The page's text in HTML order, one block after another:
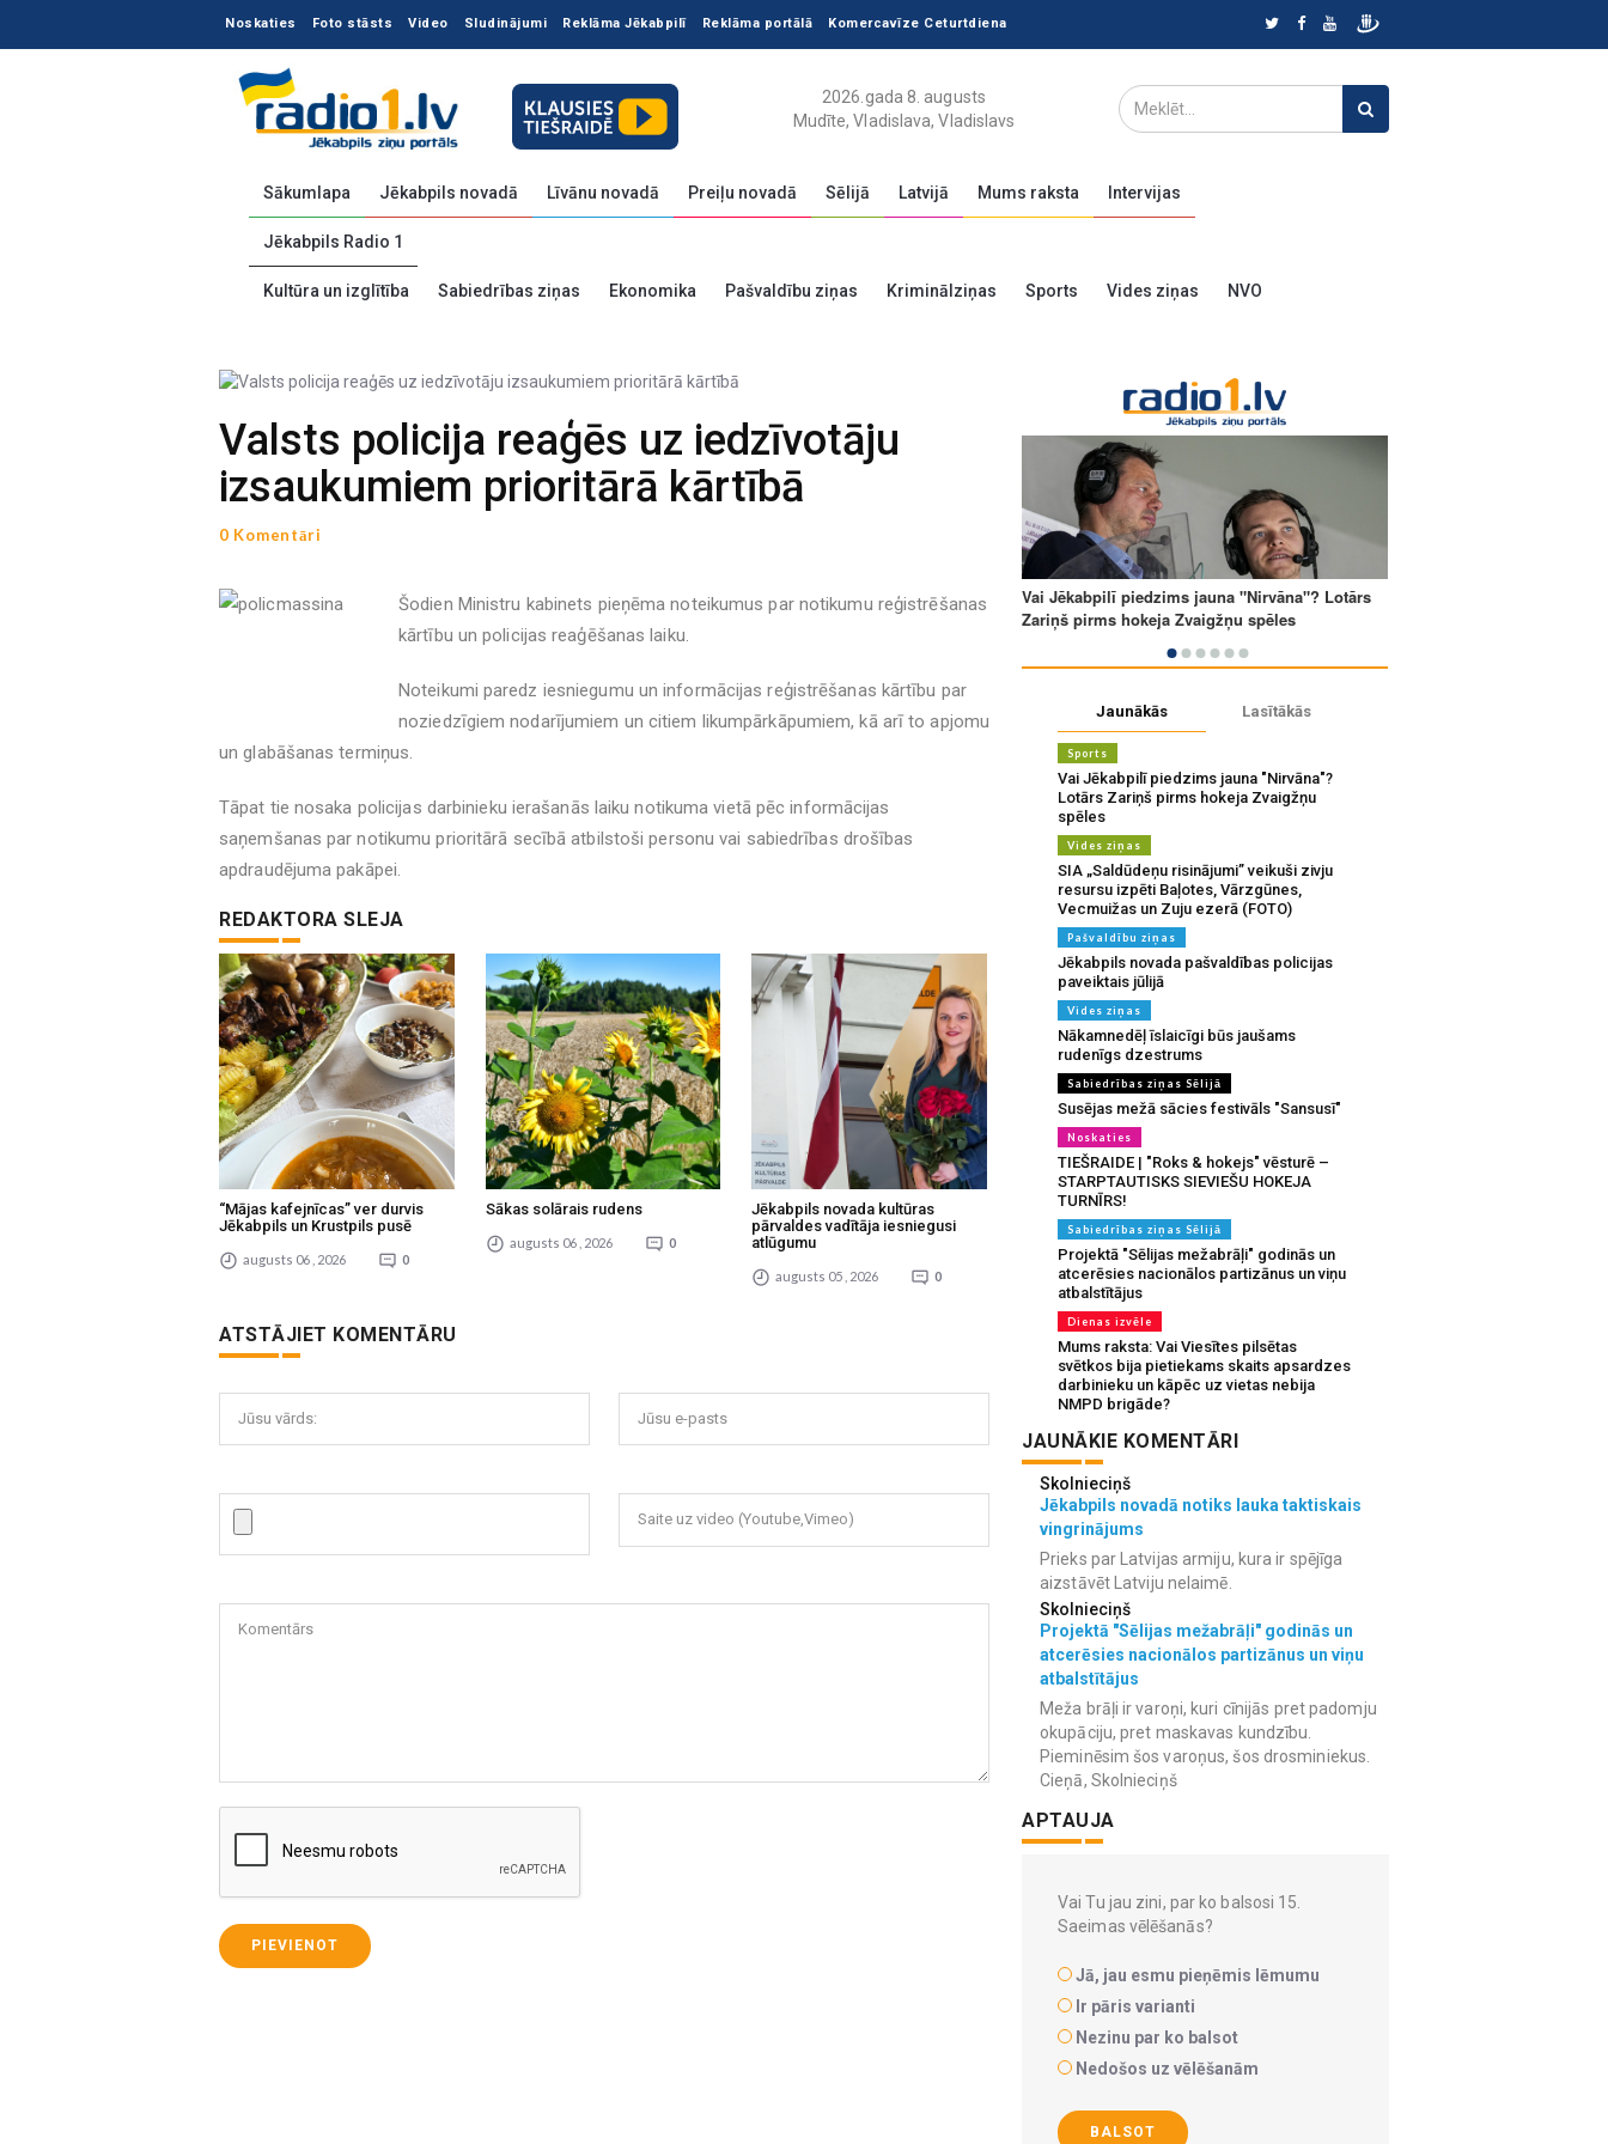
Noskaties Foto stāsts Video Sludinājumi Reklāma Jēkabpilī Reklāma portālā Komercavīze Ceturtdiena
2026.gada 8. augusts
Mudīte, Vladislava, Vladislavs
Sākumlapa Jēkabpils novadā Līvānu novadā Preiļu novadā Sēlijā Latvijā Mums raksta Intervijas
Jēkabpils Radio 1
Kultūra un izglītība Sabiedrības ziņas Ekonomika Pašvaldību ziņas Kriminālziņas Sports Vides ziņas NVO
Valsts policija reaģēs uz iedzīvotāju
izsaukumiem prioritārā kārtībā
0 Komentāri
Šodien Ministru kabinets pieņēma noteikumus par notikumu reģistrēšanas
kārtību un policijas reaģēšanas laiku.
Noteikumi paredz iesniegumu un informācijas reģistrēšanas kārtību par
noziedzīgiem nodarījumiem un citiem likumpārkāpumiem, kā arī to apjomu
un glabāšanas termiņus.
Tāpat tie nosaka policijas darbinieku ierašanās laiku notikuma vietā pēc informācijas
saņemšanas par notikumu prioritārā secībā atbilstoši personu vai sabiedrības drošības
apdraudējuma pakāpei.
REDAKTORA SLEJA
“Mājas kafejnīcas” ver durvis
Jēkabpils un Krustpils pusē
augusts 06 , 2026 0
Sākas solārais rudens
augusts 06 , 2026 0
Jēkabpils novada kultūras
pārvaldes vadītāja iesniegusi
atlūgumu
augusts 05 , 2026 0
ATSTĀJIET KOMENTĀRU
Jūsu vārds: Jūsu e-pasts
Saite uz video (Youtube,Vimeo)
Komentārs
PIEVIENOT
Jaunākās Lasītākās
Sports
Vai Jēkabpilī piedzims jauna "Nirvāna"?
Lotārs Zariņš pirms hokeja Zvaigžņu
spēles
Vides ziņas
SIA „Saldūdeņu risinājumi” veikuši zivju
resursu izpēti Baļotes, Vārzgūnes,
Vecmuižas un Zuju ezerā (FOTO)
Pašvaldību ziņas
Jēkabpils novada pašvaldības policijas
paveiktais jūlijā
Vides ziņas
Nākamnedēļ īslaicīgi būs jaušams
rudenīgs dzestrums
Sabiedrības ziņas Sēlijā
Susējas mežā sācies festivāls "Sansusī"
Noskaties
TIEŠRAIDE | "Roks & hokejs" vēsturē –
STARPTAUTISKS SIEVIEŠU HOKEJA
TURNĪRS!
Sabiedrības ziņas Sēlijā
Projektā "Sēlijas mežabrāļi" godinās un
atcerēsies nacionālos partizānus un viņu
atbalstītājus
Dienas izvēle
Mums raksta: Vai Viesītes pilsētas
svētkos bija pietiekams skaits apsardzes
darbinieku un kāpēc uz vietas nebija
NMPD brigāde?
JAUNĀKIE KOMENTĀRI
Skolnieciņš
Jēkabpils novadā notiks lauka taktiskais
vingrinājums
Prieks par Latvijas armiju, kura ir spējīga
aizstāvēt Latviju nelaimē.
Skolnieciņš
Projektā "Sēlijas mežabrāļi" godinās un
atcerēsies nacionālos partizānus un viņu
atbalstītājus
Meža brāļi ir varoņi, kuri cīnijās pret padomju
okupāciju, pret maskavas kundzību.
Pieminēsim šos varoņus, šos drosminiekus.
Cieņā, Skolnieciņš
APTAUJA
Vai Tu jau zini, par ko balsosi 15.
Saeimas vēlēšanās?
Jā, jau esmu pieņēmis lēmumu
Ir pāris varianti
Nezinu par ko balsot
Nedošos uz vēlēšanām
BALSOT